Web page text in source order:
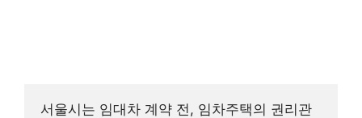
서울시는 임대차 계약 전, 임차주택의 권리관